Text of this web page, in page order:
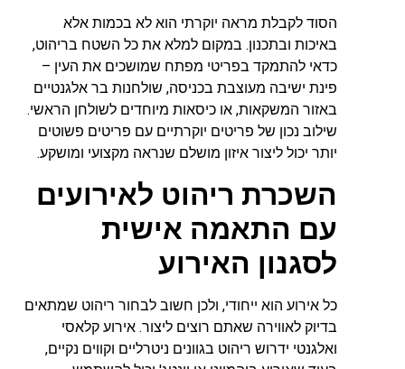
הסוד לקבלת מראה יוקרתי הוא לא בכמות אלא
באיכות ובתכנון. במקום למלא את כל השטח בריהוט,
כדאי להתמקד בפריטי מפתח שמושכים את העין –
פינת ישיבה מעוצבת בכניסה, שולחנות בר אלגנטיים
באזור המשקאות, או כיסאות מיוחדים לשולחן הראשי.
שילוב נכון של פריטים יוקרתיים עם פריטים פשוטים
יותר יכול ליצור איזון מושלם שנראה מקצועי ומושקע.
השכרת ריהוט לאירועים
עם התאמה אישית
לסגנון האירוע
כל אירוע הוא ייחודי, ולכן חשוב לבחור ריהוט שמתאים
בדיוק לאווירה שאתם רוצים ליצור. אירוע קלאסי
ואלגנטי ידרוש ריהוט בגוונים ניטרליים וקווים נקיים,